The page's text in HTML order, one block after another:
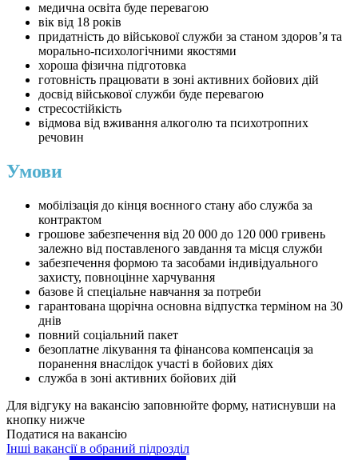
медична освіта буде перевагою
вік від 18 років
придатність до військової служби за станом здоров’я та
морально-психологічними якостями
хороша фізична підготовка
готовність працювати в зоні активних бойових дій
досвід військової служби буде перевагою
стресостійкість
відмова від вживання алкоголю та психотропних
речовин
Умови
мобілізація до кінця воєнного стану або служба за
контрактом
грошове забезпечення від 20 000 до 120 000 гривень
залежно від поставленого завдання та місця служби
забезпечення формою та засобами індивідуального
захисту, повноцінне харчування
базове й спеціальне навчання за потреби
гарантована щорічна основна відпустка терміном на 30
днів
повний соціальний пакет
безоплатне лікування та фінансова компенсація за
поранення внаслідок участі в бойових діях
служба в зоні активних бойових дій
Для відгуку на вакансію заповнюйте форму, натиснувши на
кнопку нижче
Податися на вакансію
Інші вакансії в обраний підрозділ